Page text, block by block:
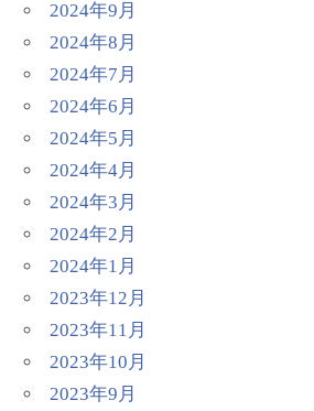
2024年9月
2024年8月
2024年7月
2024年6月
2024年5月
2024年4月
2024年3月
2024年2月
2024年1月
2023年12月
2023年11月
2023年10月
2023年9月